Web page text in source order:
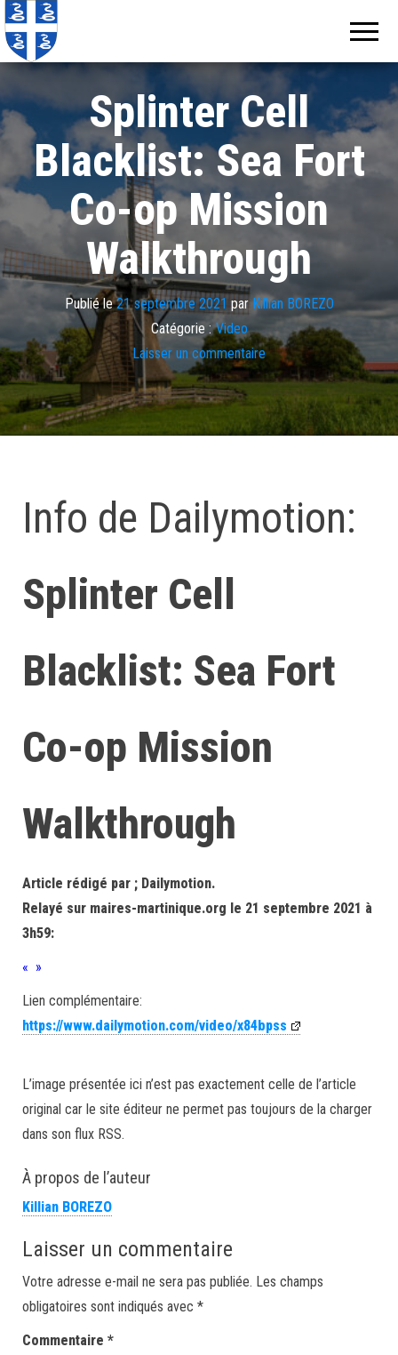
Splinter Cell
Blacklist: Sea Fort
Co-op Mission
Walkthrough
Publié le21 septembre 2021 par Killian BOREZO
Catégorie : Video
Laisser un commentaire
Info de Dailymotion:
Splinter Cell
Blacklist: Sea Fort
Co-op Mission
Walkthrough
Article rédigé par ; Dailymotion.
Relayé sur maires-martinique.org le 21 septembre 2021 à
3h59:
« »
Lien complémentaire:
https://www.dailymotion.com/video/x84bpss
L’image présentée ici n’est pas exactement celle de l’article
original car le site éditeur ne permet pas toujours de la charger
dans son flux RSS.
À propos de l’auteur
Killian BOREZO
Laisser un commentaire
Votre adresse e-mail ne sera pas publiée. Les champs
obligatoires sont indiqués avec *
Commentaire *